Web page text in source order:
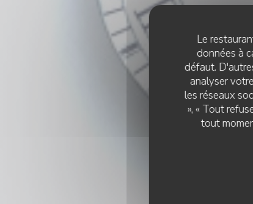
Le
données à
défaut.
analyser
les réseaux
», « Tout
tout